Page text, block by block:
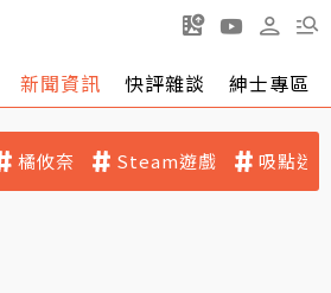
新聞資訊 快評雜談 紳士專區
橘攸奈 Steam遊戲 吸點迷